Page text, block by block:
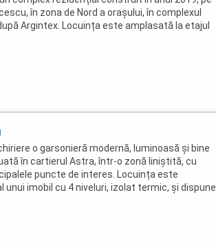
în zona de Nord a orașului, în complexul
Argintex. Locuința este amplasată la etajul
o garsonieră modernă, luminoasă și bine
în cartierul Astra, într-o zonă liniștită, cu
puncte de interes. Locuința este
unui imobil cu 4 niveluri, izolat termic, și dispune